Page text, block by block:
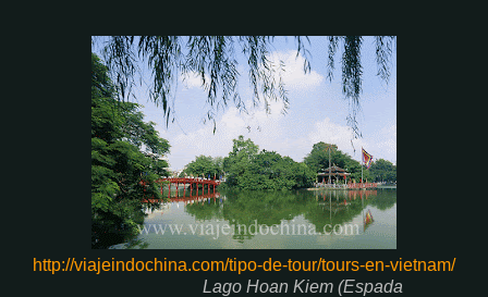
http://viajeindochina.com/tipo-de-tour/tours-en-vietnam/
Lago Hoan Kiem (Espada